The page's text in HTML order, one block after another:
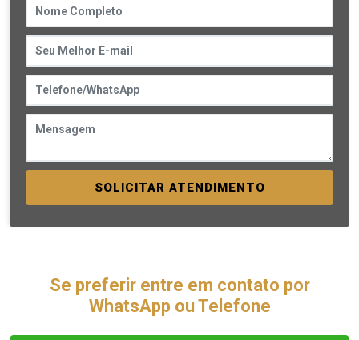
SOLICITAR ATENDIMENTO
Se preferir entre em contato por
WhatsApp ou Telefone